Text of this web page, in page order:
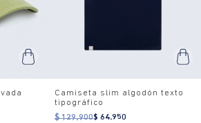
Camiseta slim algodón texto
tipográfico
$ 129.900$ 64.950